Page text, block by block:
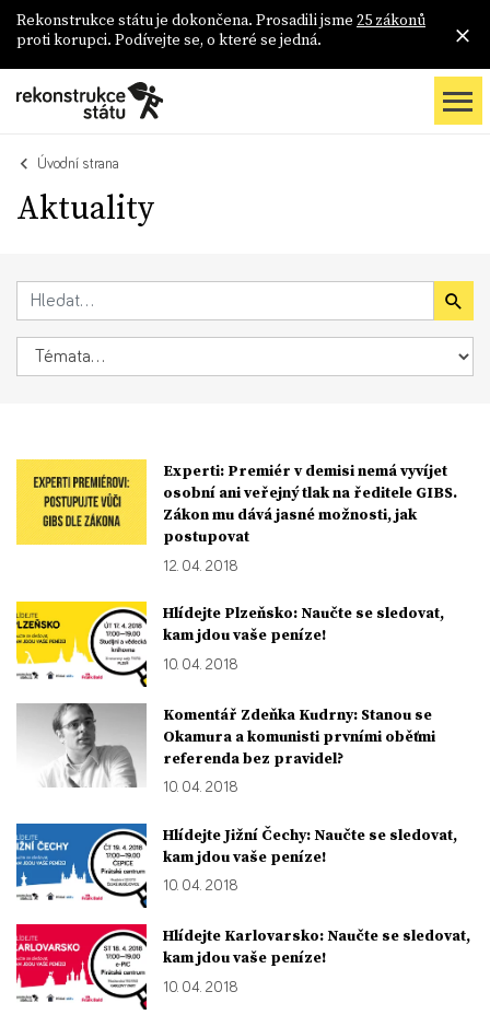
Rekonstrukce státu je dokončena. Prosadili jsme 25 zákonů
proti korupci. Podívejte se, o které se jedná.
Úvodní strana
Aktuality
Experti: Premiér v demisi nemá vyvíjet
osobní ani veřejný tlak na ředitele GIBS.
Zákon mu dává jasné možnosti, jak
postupovat
12. 04. 2018
Hlídejte Plzeňsko: Naučte se sledovat,
kam jdou vaše peníze!
10. 04. 2018
Komentář Zdeňka Kudrny: Stanou se
Okamura a komunisti prvními oběťmi
referenda bez pravidel?
10. 04. 2018
Hlídejte Jižní Čechy: Naučte se sledovat,
kam jdou vaše peníze!
10. 04. 2018
Hlídejte Karlovarsko: Naučte se sledovat,
kam jdou vaše peníze!
10. 04. 2018